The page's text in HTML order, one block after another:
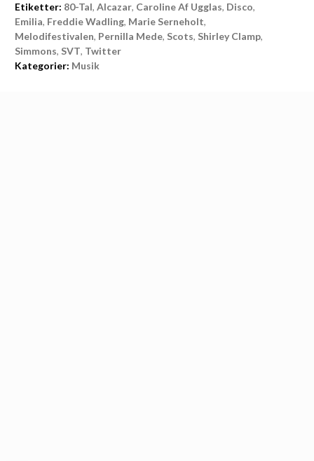
Etiketter: 80-Tal, Alcazar, Caroline Af Ugglas, Disco,
Emilia, Freddie Wadling, Marie Serneholt,
Melodifestivalen, Pernilla Mede, Scots, Shirley Clamp,
Simmons, SVT, Twitter
Kategorier: Musik